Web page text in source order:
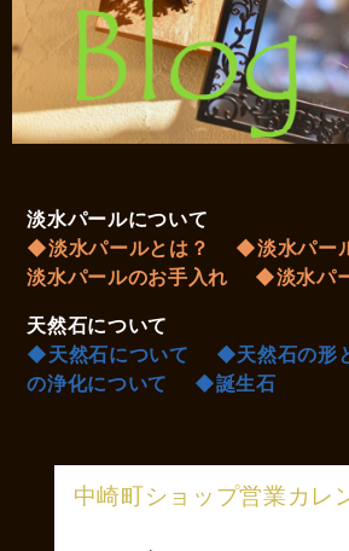
淡水パールについて
◆淡水パールとは？
◆淡水パー
淡水パールのお手入れ
◆淡水パ
天然石について
◆天然石について
◆天然石の形
の浄化について
◆誕生石
中崎町ショップ営業カレ